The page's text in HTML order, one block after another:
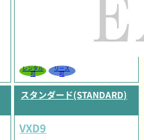
レンタル
可
リース
可
スタンダード(STANDARD)
VXD9